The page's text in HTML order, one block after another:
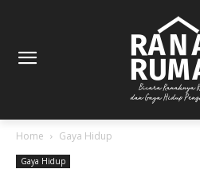
Home Gaya Hidup
Gaya Hidup